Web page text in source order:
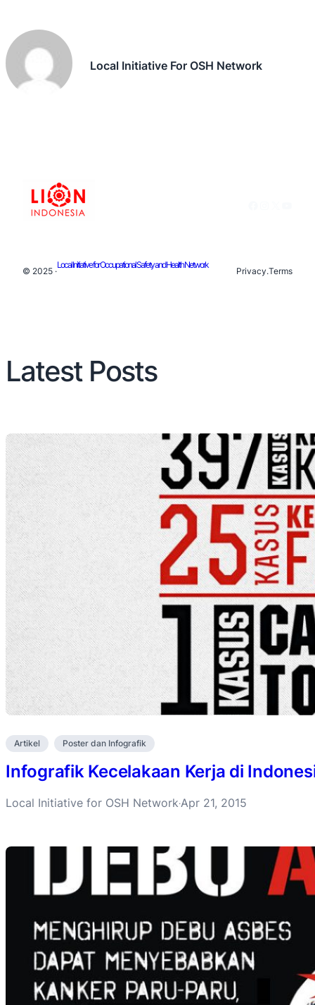
Local Initiative For OSH Network
© 2025 ·
Local Initiative for Occupational Safety and Health Network
Privacy.Terms
Latest Posts
Artikel Poster dan Infografik
Infografik Kecelakaan Kerja di
Local Initiative for OSH Network·Apr 21, 2015